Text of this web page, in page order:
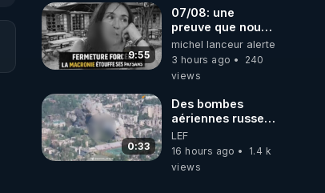
où auront-t-il ?
9:55
07/08: une
preuve que nous
somme passé en
absurdie une
dictature qui veut
opposant !
michel lanceur alerte
3 hours ago
240
views
0:33
Des bombes
aériennes russes
anéantissent les
centres de
contrôle de
LEF
16 hours ago
1.4 k
views